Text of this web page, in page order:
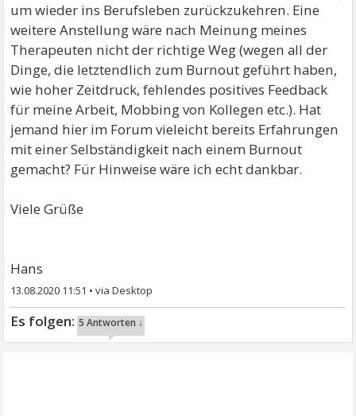
um wieder ins Berufsleben zurückzukehren. Eine
weitere Anstellung wäre nach Meinung meines
Therapeuten nicht der richtige Weg (wegen all der
Dinge, die letztendlich zum Burnout geführt haben,
wie hoher Zeitdruck, fehlendes positives Feedback
für meine Arbeit, Mobbing von Kollegen etc.). Hat
jemand hier im Forum vieleicht bereits Erfahrungen
mit einer Selbständigkeit nach einem Burnout
gemacht? Für Hinweise wäre ich echt dankbar.
Viele Grüße
Hans
13.08.2020 11:51 •
5 Antworten ↓